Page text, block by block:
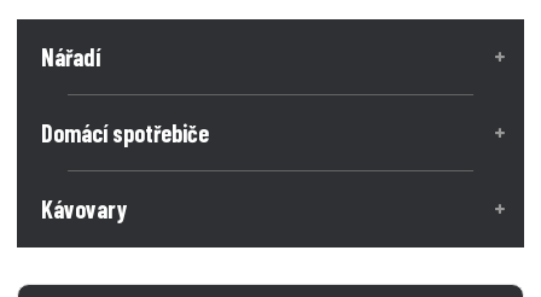
Nářadí
Domácí spotřebiče
Kávovary